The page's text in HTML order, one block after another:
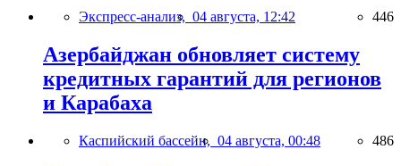
Экспресс-анализ, 04 августа, 12:42 446
Азербайджан обновляет систему
кредитных гарантий для регионов
и Карабаха
Каспийский бассейн, 04 августа, 00:48 486